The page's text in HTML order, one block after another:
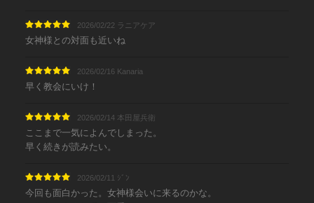
2026/02/22 ラニアケア
女神様との対面も近いね
2026/02/16 Kanaria
早く教会にいけ！
2026/02/14 本田屋兵衛
ここまで一気によんでしまった。
早く続きが読みたい。
2026/02/11 ｼﾞﾝ
今回も面白かった。女神様会いに来るのかな。